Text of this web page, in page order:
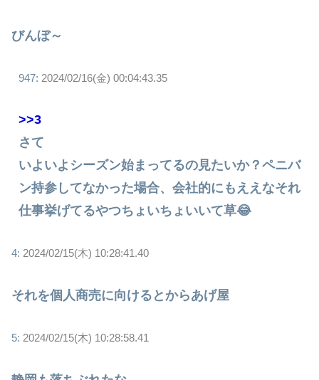
びんぼ～
947: 2024/02/16(金) 00:04:43.35
>>3
さて
いよいよシーズン始まってるの見たいか？ペニバ
ン持参してなかった場合、会社的にもええなそれ
仕事挙げてるやつちょいちょいいて草😂
4: 2024/02/15(木) 10:28:41.40
それを個人商売に向けるとからあげ屋
5: 2024/02/15(木) 10:28:58.41